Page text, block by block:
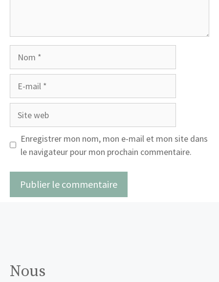
mail
web
Enregistrer mon nom, mon e-mail et mon site dans
le navigateur pour mon prochain commentaire.
Nous